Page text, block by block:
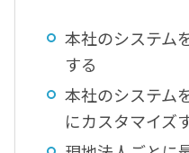
本社のシステム
する
本社のシステム
にカスタマイズ